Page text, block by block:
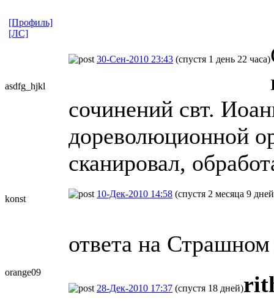
[Профиль]
[ЛС]
asdfg_hjkl
30-Сен-2010 23:43 (спустя 1 день 22 часа)
сочинений свт.
дореволюционной
сканировал,
konst 10-Дек-2010 14:58 (спустя 2 месяца 9
ответа на Страшном
orange09
28-Дек-2010 17:37 (спустя 18 дней)